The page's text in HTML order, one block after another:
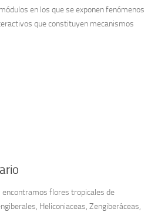
en los que se exponen fenómenos
que constituyen mecanismos
encontramos flores tropicales de
Heliconiaceas, Zengiberáceas,